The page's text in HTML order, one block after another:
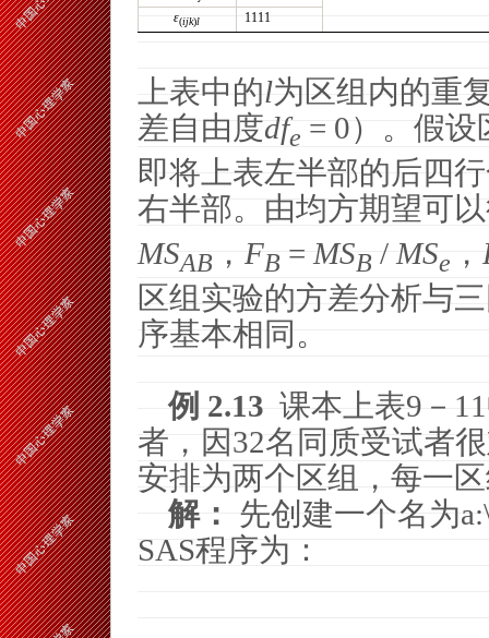
ε(ijk)l 1111
上表中的l为区组内的重
差自由度dfe = 0）。假
即将上表左半部的后四
右半部。由均方期望可
MSAB ， FB = MSB / MSe ，
区组实验的方差分析与
序基本相同。
例 2.13 课本上表9 － 11
者，因32名同质受试者
安排为两个区组，每一
解： 先创建一个名为
SAS程序为：